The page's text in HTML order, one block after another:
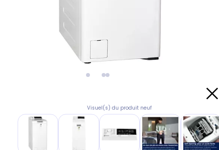
Visuel(s) du produit neuf